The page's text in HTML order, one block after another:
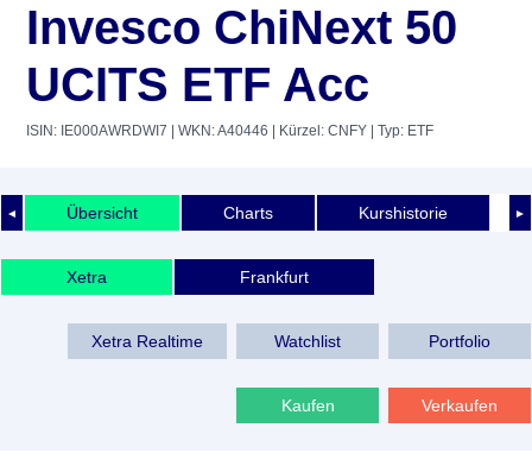
Invesco ChiNext 50
UCITS ETF Acc
ISIN: IE000AWRDWI7 | WKN: A40446 | Kürzel: CNFY | Typ: ETF
◄ ►
Übersicht Charts Kurshistorie
Xetra Frankfurt
Xetra Realtime Watchlist Portfolio
Kaufen Verkaufen